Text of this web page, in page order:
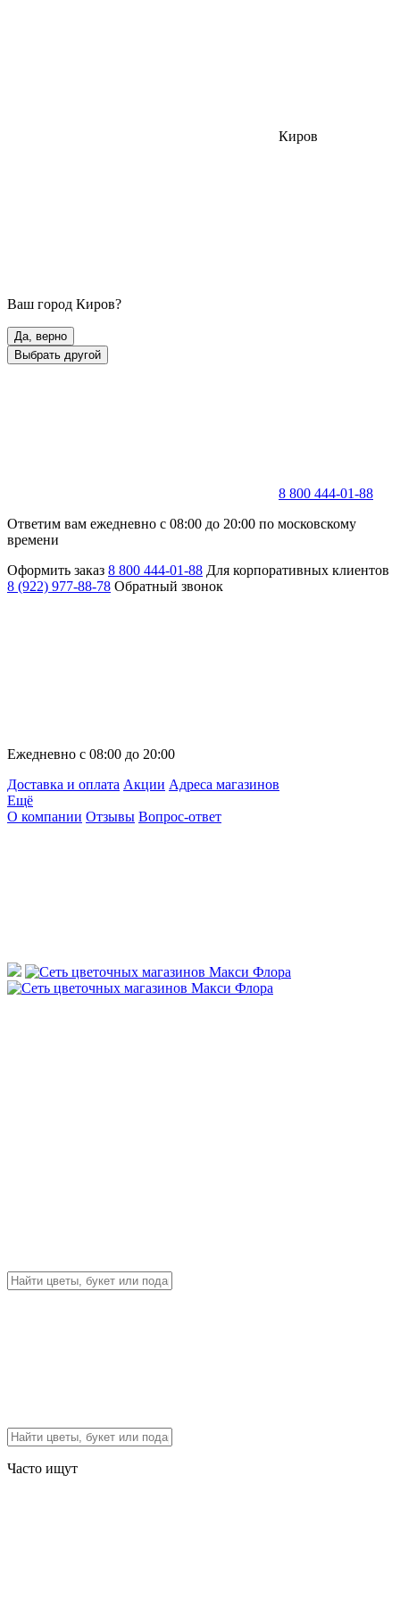
Киров
Ваш город Киров?
Да, верно
Выбрать другой
8 800 444-01-88
Ответим вам ежедневно с 08:00 до 20:00 по московскому
времени
Оформить заказ 8 800 444-01-88 Для корпоративных клиентов
8 (922) 977-88-78 Обратный звонок
Ежедневно с 08:00 до 20:00
Доставка и оплата Акции Адреса магазинов
Ещё
О компании Отзывы Вопрос-ответ
Часто ищут